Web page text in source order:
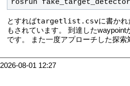
rosrun
とすればtargetlist.csvに書かれ
もされています。 到達したwaypoint
です。
また一度アプローチした探索
2026-08-01 12:27